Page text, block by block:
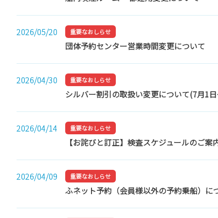
2026/05/20 重要なおしらせ
団体予約センター営業時間変更について
2026/04/30 重要なおしらせ
シルバー割引の取扱い変更について(7月1
2026/04/14 重要なおしらせ
【お詫びと訂正】検査スケジュールのご案
2026/04/09 重要なおしらせ
ふネット予約（会員様以外の予約乗船）に